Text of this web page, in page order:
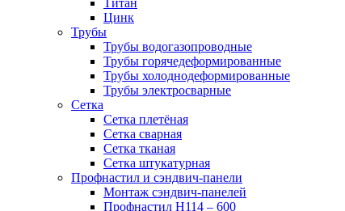
Титан
Цинк
Трубы
Трубы водогазопроводные
Трубы горячедеформированные
Трубы холоднодеформированные
Трубы электросварные
Сетка
Сетка плетёная
Сетка сварная
Сетка тканая
Сетка штукатурная
Профнастил и сэндвич-панели
Монтаж сэндвич-панелей
Профнастил Н114 – 600